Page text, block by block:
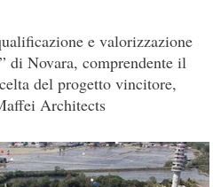
e valorizzazione
di Novara, comprendente il
del progetto vincitore,
Architects